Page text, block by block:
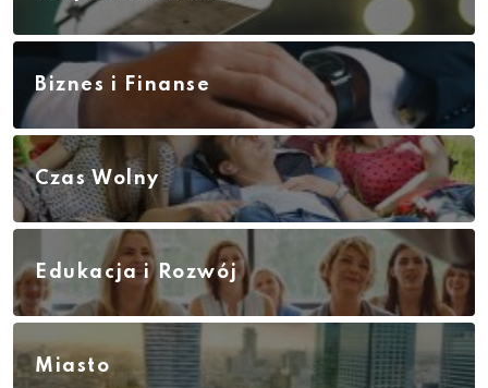
Biznes i Finanse
Czas Wolny
Edukacja i Rozwój
Miasto